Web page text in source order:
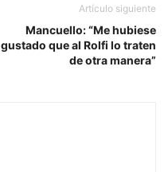
Artículo siguiente
Mancuello: “Me hubiese
gustado que al Rolfi lo traten
de otra manera”